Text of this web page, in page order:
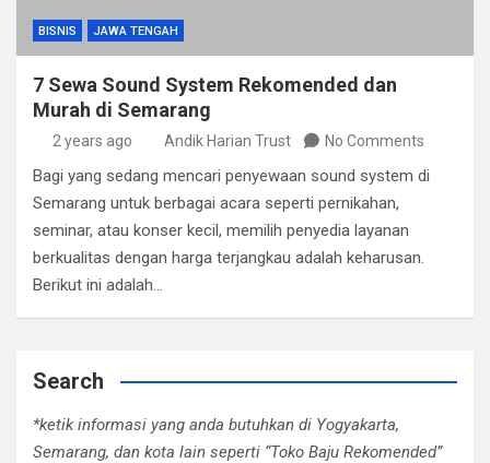
BISNIS JAWA TENGAH
7 Sewa Sound System Rekomended dan
Murah di Semarang
2 years ago Andik Harian Trust No Comments
Bagi yang sedang mencari penyewaan sound system di
Semarang untuk berbagai acara seperti pernikahan,
seminar, atau konser kecil, memilih penyedia layanan
berkualitas dengan harga terjangkau adalah keharusan.
Berikut ini adalah…
Search
*ketik informasi yang anda butuhkan di Yogyakarta,
Semarang, dan kota lain seperti “Toko Baju Rekomended”